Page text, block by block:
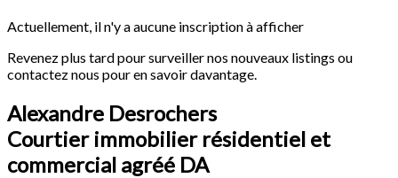
Actuellement, il n'y a aucune inscription à afficher
Revenez plus tard pour surveiller nos nouveaux listings ou
contactez nous pour en savoir davantage.
Alexandre Desrochers
Courtier immobilier résidentiel et
commercial agréé DA